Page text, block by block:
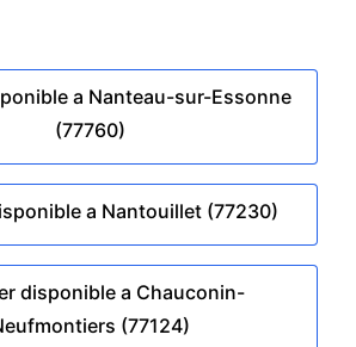
a Nanteau-sur-Essonne
(77760)
a Nantouillet (77230)
disponible a Chauconin-
(77124)